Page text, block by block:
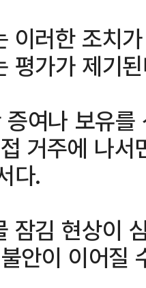
이러한 조치
평가가 제기
여나 보유
거주에 나
다.
잠김 현상이
안이 이어질